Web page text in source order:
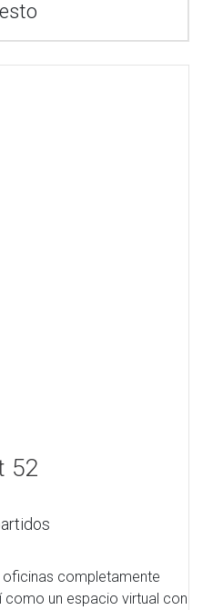
52
completamente
como un espacio virtual con